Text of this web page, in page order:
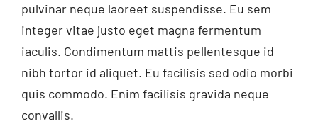
pulvinar neque laoreet suspendisse. Eu sem
integer vitae justo eget magna fermentum
iaculis. Condimentum mattis pellentesque id
nibh tortor id aliquet. Eu facilisis sed odio morbi
quis commodo. Enim facilisis gravida neque
convallis.